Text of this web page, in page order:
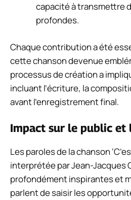
capacité à transmettre
profondes.
Chaque contribution a été
cette chanson devenue
processus de création a
incluant l’écriture, la
avant l’enregistrement final.
Impact sur le public et
Les paroles de la chanson
interprétée par Jean-Jacques
profondément inspirantes et
parlent de saisir les